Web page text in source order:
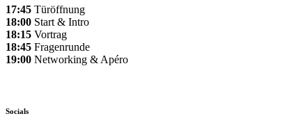
17:45 Türöffnung
18:00 Start & Intro
18:15 Vortrag
18:45 Fragenrunde
19:00 Networking & Apéro
Socials